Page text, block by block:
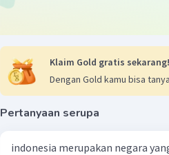
Klaim Gold gratis sekarang!
Dengan Gold kamu bisa
Pertanyaan serupa
indonesia merupakan negara